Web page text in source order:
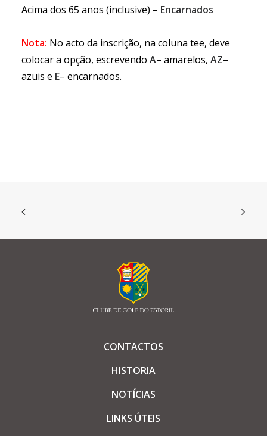
Acima dos 65 anos (inclusive) – Encarnados
Nota: No acto da inscrição, na coluna tee, deve
colocar a opção, escrevendo A– amarelos, AZ–
azuis e E– encarnados.
CONTACTOS
HISTORIA
NOTÍCIAS
LINKS ÚTEIS